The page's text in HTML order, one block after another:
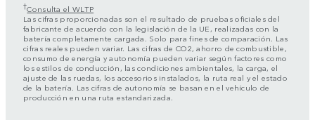
†Consulta el WLTP
Las cifras proporcionadas son el resultado de pruebas oficiales del
fabricante de acuerdo con la legislación de la UE, realizadas con la
batería completamente cargada. Solo para fines de comparación. Las
cifras reales pueden variar. Las cifras de CO2, ahorro de combustible,
consumo de energía y autonomía pueden variar según factores como
los estilos de conducción, las condiciones ambientales, la carga, el
ajuste de las ruedas, los accesorios instalados, la ruta real y el estado
de la batería. Las cifras de autonomía se basan en el vehículo de
producción en una ruta estandarizada.